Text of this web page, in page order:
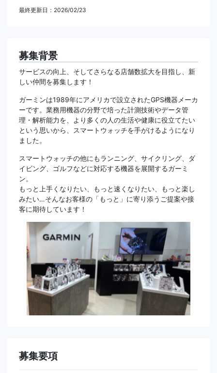
最終更新日：2026/02/23
募集背景
サービスの向上、そしてさらなる店舗数拡大を目指し、新
しい仲間を募集します！
ガーミンは1989年にアメリカで設立されたGPS機器メーカ
ーです。業務用機器の分野で培った計測技術やデータ管
理・解析能力を、より多くの人の生活や健康に役立てたい
という思いから、スマートウォッチを手がけるようになり
ました。
スマートウォッチの他にもランニング、サイクリング、ダ
イビング、ゴルフなどに対応する機器を展開するガーミ
ン。
もっと上手くなりたい、もっと速くなりたい、もっと楽し
みたい…そんなお客様の「もっと」に寄り添うご提案や接
客に期待しています！
募集要項